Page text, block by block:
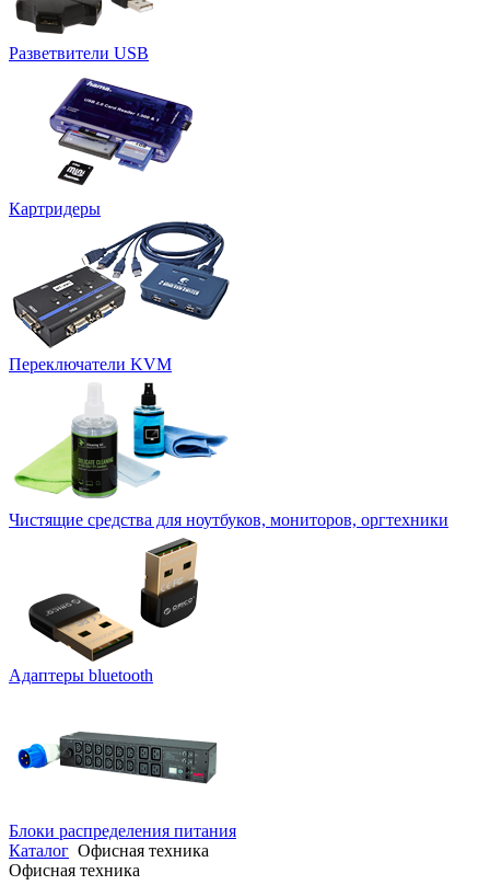
Разветвители USB
Картридеры
Переключатели KVM
Чистящие средства для ноутбуков, мониторов, оргтехники
Адаптеры bluetooth
Блоки распределения питания
Каталог Офисная техника
Офисная техника